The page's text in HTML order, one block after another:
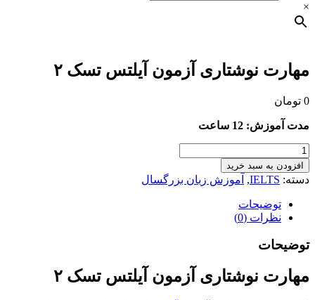
×
مهارت نوشتاری آزمون آیلتس تسک ۲
0 تومان
مدت آموزش: 12 ساعت
مهارت
نوشتاری
آزمون
تسک
افزودن به سبد خرید
دسته: IELTS
, آموزش زبان بزرگسال
توضیحات
نظرات (0)
توضیحات
مهارت نوشتاری آزمون آیلتس تسک ۲